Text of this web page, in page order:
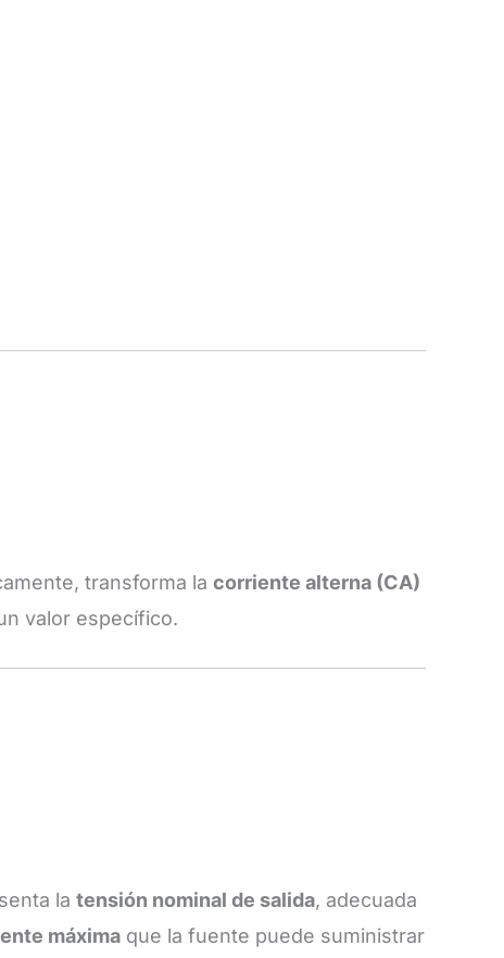
transforma la corriente alterna (CA)
valor específico.
la tensión nominal de salida, adecuada
máxima que la fuente puede suministrar